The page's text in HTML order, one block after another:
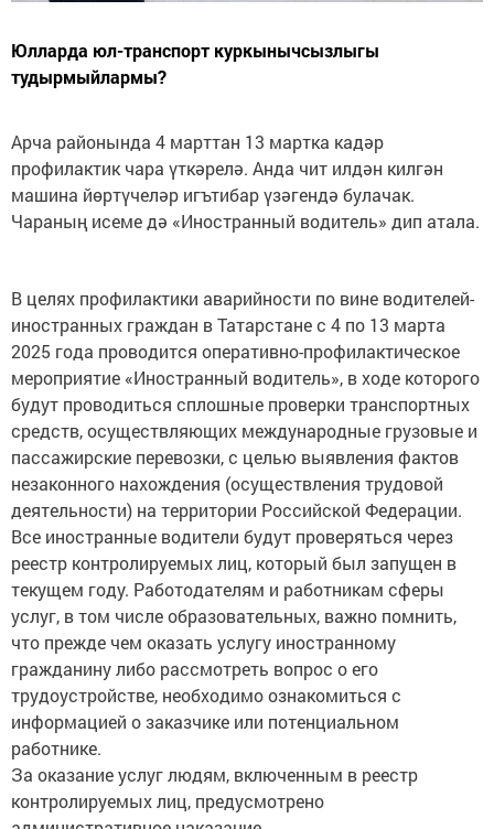
Юлларда юл-транспорт куркынычсызлыгы
тудырмыйлармы?
Арча районында 4 марттан 13 мартка кадәр
профилактик чара үткәрелә. Анда чит илдән килгән
машина йөртүчеләр игътибар үзәгендә булачак.
Чараның исеме дә «Иностранный водитель» дип атала.
В целях профилактики аварийности по вине водителей-
иностранных граждан в Татарстане с 4 по 13 марта
2025 года проводится оперативно-профилактическое
мероприятие «Иностранный водитель», в ходе которого
будут проводиться сплошные проверки транспортных
средств, осуществляющих международные грузовые и
пассажирские перевозки, с целью выявления фактов
незаконного нахождения (осуществления трудовой
деятельности) на территории Российской Федерации.
Все иностранные водители будут проверяться через
реестр контролируемых лиц, который был запущен в
текущем году. Работодателям и работникам сферы
услуг, в том числе образовательных, важно помнить,
что прежде чем оказать услугу иностранному
гражданину либо рассмотреть вопрос о его
трудоустройстве, необходимо ознакомиться с
информацией о заказчике или потенциальном
работнике.
За оказание услуг людям, включенным в реестр
контролируемых лиц, предусмотрено